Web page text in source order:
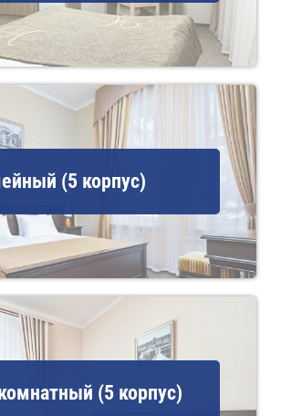
(5 корпус)
(5 корпус)